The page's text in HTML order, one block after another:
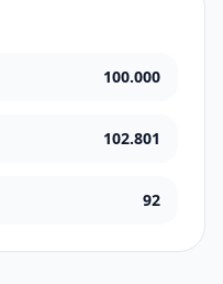
100.000
102.801
92